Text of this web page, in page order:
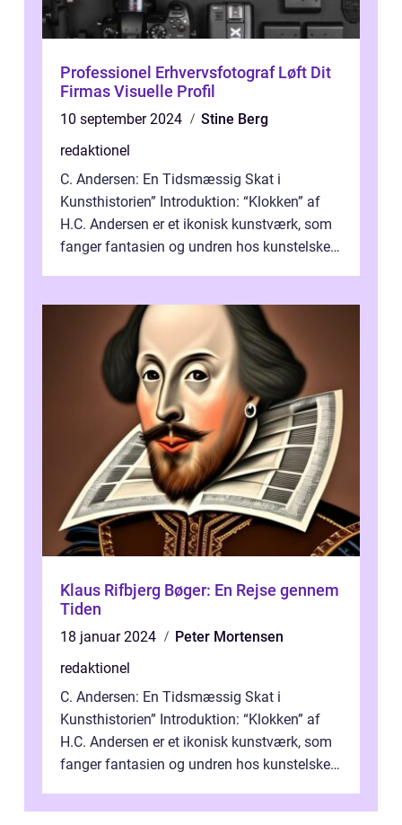
Professionel Erhvervsfotograf Løft Dit
Firmas Visuelle Profil
10 september 2024
Stine Berg
redaktionel
C. Andersen: En Tidsmæssig Skat i
Kunsthistorien” Introduktion: “Klokken” af
H.C. Andersen er et ikonisk kunstværk, som
fanger fantasien og undren hos kunstelskere
Klaus Rifbjerg Bøger: En Rejse gennem
Tiden
18 januar 2024
Peter Mortensen
redaktionel
C. Andersen: En Tidsmæssig Skat i
Kunsthistorien” Introduktion: “Klokken” af
H.C. Andersen er et ikonisk kunstværk, som
fanger fantasien og undren hos kunstelskere